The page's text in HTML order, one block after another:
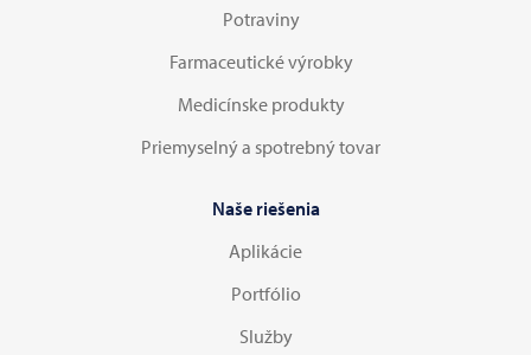
Potraviny
Farmaceutické výrobky
Medicínske produkty
Priemyselný a spotrebný tovar
Naše riešenia
Aplikácie
Portfólio
Služby